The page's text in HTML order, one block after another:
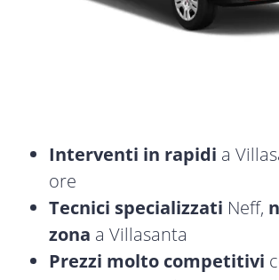
Interventi in rapidi a
ore
Tecnici specializzati Neff,
zona a Villasanta
Prezzi molto competitivi